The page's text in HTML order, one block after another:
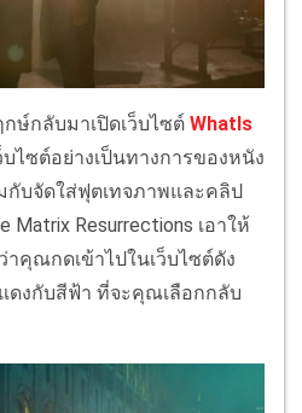
กษ์กลับมาเปิดเว็บไซต์ WhatIs
บไซต์อย่างเป็นทางการของหนัง
กับจัดใส่ฟุตเทจภาพและคลิป
Resurrections เอาให้
คุณกดเข้าไปในเว็บไซต์ดัง
ดงกับสีฟ้า ที่จะคุณเลือกกลับ